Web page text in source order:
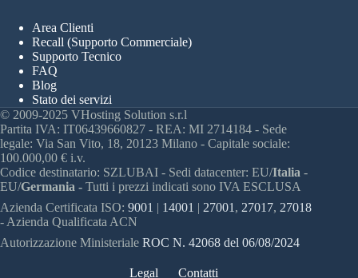
Area Clienti
Recall (Supporto Commerciale)
Supporto Tecnico
FAQ
Blog
Stato dei servizi
© 2009-2025 VHosting Solution s.r.l
Partita IVA: IT06439660827 - REA: MI 2714184 - Sede
legale: Via San Vito, 18, 20123 Milano - Capitale sociale:
100.000,00 € i.v.
Codice destinatario: SZLUBAI - Sedi datacenter: EU/Italia -
EU/Germania - Tutti i prezzi indicati sono IVA ESCLUSA
Azienda Certificata ISO: 9001 | 14001 | 27001 , 27017, 27018
- Azienda Qualificata ACN
Autorizzazione Ministeriale ROC N. 42068 del 06/08/2024
Legal Contatti